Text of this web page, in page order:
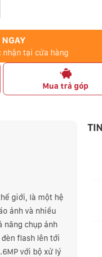
nhận tại cửa hàng
Mua trả góp
giới, là một hệ
ảnh và nhiều
năng chụp ảnh
flash lên tới
với bộ xử lý